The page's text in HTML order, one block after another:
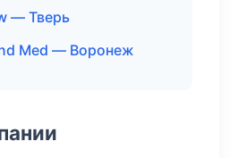
— Тверь
Med — Воронеж